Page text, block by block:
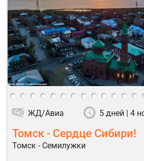
ЖД/Авиа 5 дней | 4
Томск - Сердце Сибири!
Томск - Семилужки